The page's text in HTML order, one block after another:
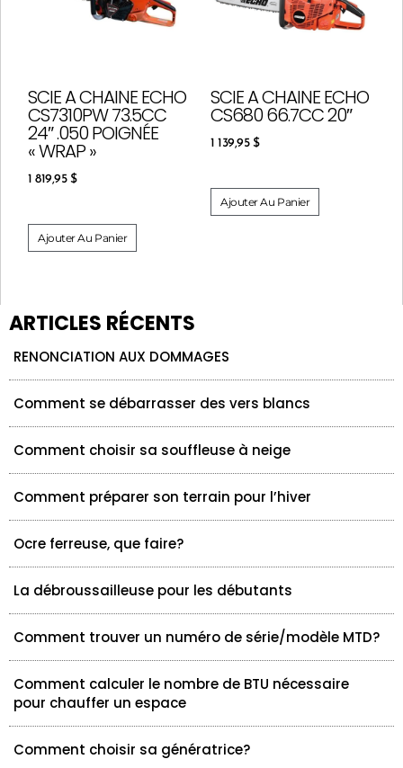
SCIE A CHAINE ECHO
CS7310PW 73.5CC
24″ .050 POIGNÉE
« WRAP »
1 819,95 $
Ajouter Au Panier
SCIE A CHAINE ECHO
CS680 66.7CC 20″
1 139,95 $
Ajouter Au Panier
ARTICLES RÉCENTS
RENONCIATION AUX DOMMAGES
Comment se débarrasser des vers blancs
Comment choisir sa souffleuse à neige
Comment préparer son terrain pour l’hiver
Ocre ferreuse, que faire?
La débroussailleuse pour les débutants
Comment trouver un numéro de série/modèle MTD?
Comment calculer le nombre de BTU nécessaire
pour chauffer un espace
Comment choisir sa génératrice?